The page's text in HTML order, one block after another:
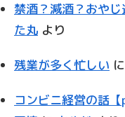
禁酒？減酒？おやじ
た丸 より
残業が多く忙しい に
コンビニ経営の話